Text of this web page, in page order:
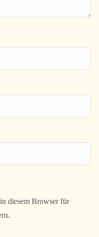
diesem Browser für